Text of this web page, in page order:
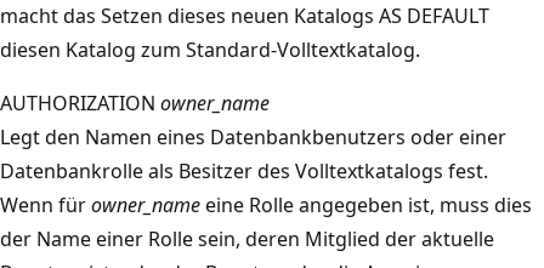
macht das Setzen dieses neuen Katalogs AS DEFAULT
diesen Katalog zum Standard-Volltextkatalog.
AUTHORIZATION owner_name
Legt den Namen eines Datenbankbenutzers oder einer
Datenbankrolle als Besitzer des Volltextkatalogs fest.
Wenn fürowner_nameeine Rolle angegeben ist, muss dies
der Name einer Rolle sein, deren Mitglied der aktuelle